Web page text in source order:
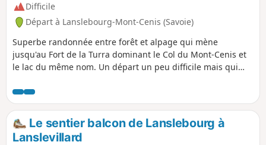
Difficile
Départ à Lanslebourg-Mont-Cenis (Savoie)
Superbe randonnée entre forêt et alpage qui mène
jusqu'au Fort de la Turra dominant le Col du Mont-Cenis et
le lac du même nom. Un départ un peu difficile mais qui
des pâturages du versant opposé et des pistes. De quoi
donner envie de chausser les spatules l'hiver.
Le sentier balcon de Lanslebourg à
Lanslevillard